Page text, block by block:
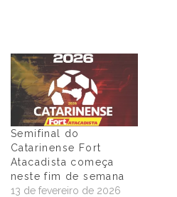
Semifinal do
Catarinense Fort
Atacadista começa
neste fim de semana
13 de fevereiro de 2026